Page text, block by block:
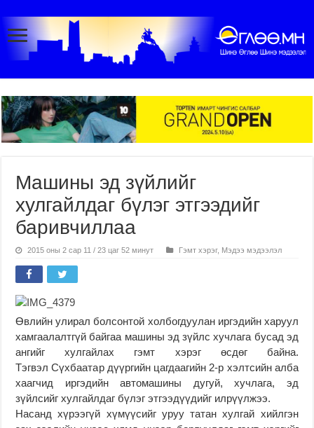
Машины эд зүйлийг
хулгайлдаг бүлэг этгээдийг
баривчиллаа
2015 оны 2 сар 11 / 23 цаг 52 минут Гэмт хэрэг, Мэдээ мэдээлэл
Өвлийн улирал болсонтой холбогдуулан иргэдийн харуул
хамгаалалтгүй байгаа машины эд зүйлс хучлага бусад эд
ангийг хулгайлах гэмт хэрэг өсдөг байна.
Тэгвэл Сүхбаатар дүүргийн цагдаагийн 2-р хэлтсийн алба
хаагчид иргэдийн автомашины дугуй, хучлага, эд
зүйлсийг хулгайлдаг бүлэг этгээдүүдийг илрүүлжээ.
Насанд хүрээгүй хүмүүсийг уруу татан хулгай хийлгэн